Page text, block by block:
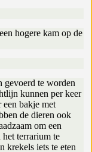
hogere kam op de
gevoerd te worden
kunnen per keer
bakje met
de dieren ook
om een
terrarium te
krekels iets te eten